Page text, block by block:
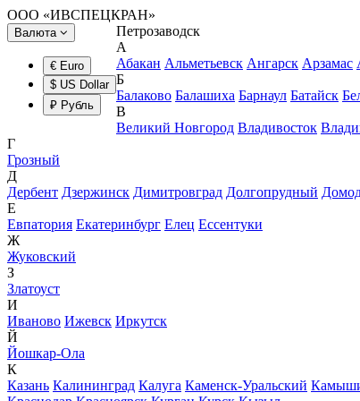
ООО «ИВСПЕЦКРАН»
Валюта
€ Euro
$ US Dollar
₽ Рубль
Петрозаводск
А
Абакан Альметьевск Ангарск Арзамас
Б
Балаково Балашиха Барнаул Батайск
В
Великий Новгород Владивосток
Г
Грозный
Д
Дербент Дзержинск Димитровград Долгопрудный
Е
Евпатория Екатеринбург Елец Ессентуки
Ж
Жуковский
З
Златоуст
И
Иваново Ижевск Иркутск
Й
Йошкар-Ола
К
Казань Калининград Калуга Каменск-Уральский